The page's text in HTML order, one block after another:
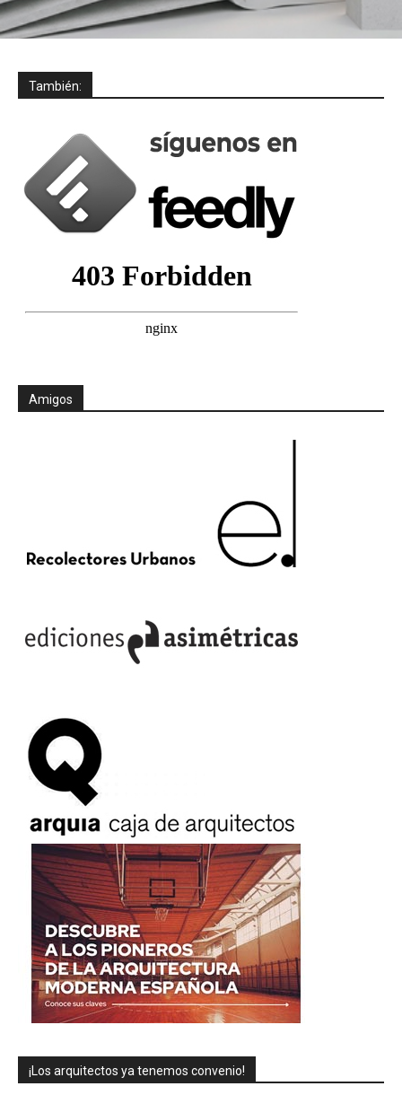
También:
Amigos
¡Los arquitectos ya tenemos convenio!